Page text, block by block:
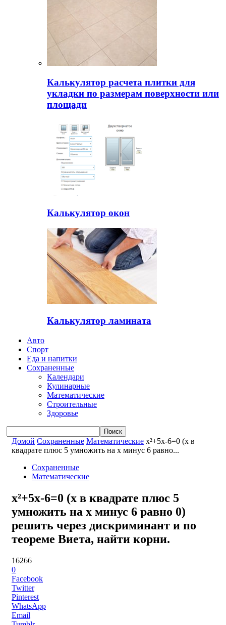
Калькулятор расчета плитки для
укладки по размерам поверхности или
площади
Калькулятор окон
Калькулятор ламината
Авто
Спорт
Еда и напитки
Сохраненные
Календари
Кулинарные
Математические
Строительные
Здоровье
Домой Сохраненные Математические x²+5x-6=0 (x в
квадрате плюс 5 умножить на x минус 6 равно...
Сохраненные
Математические
x²+5x-6=0 (x в квадрате плюс 5
умножить на x минус 6 равно 0)
решить через дискриминант и по
теореме Виета, найти корни.
16266
0
Facebook
Twitter
Pinterest
WhatsApp
Email